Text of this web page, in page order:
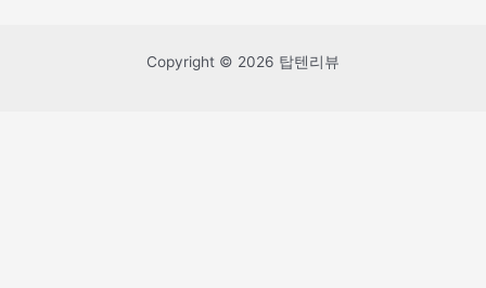
Copyright © 2026 탑텐리뷰